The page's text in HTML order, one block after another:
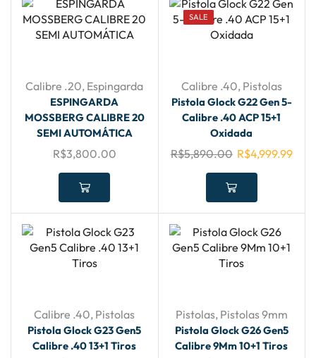
Calibre .20, Espingarda
ESPINGARDA
MOSSBERG CALIBRE 20
SEMI AUTOMÁTICA
R$3,800.00
SALE
Calibre .40, Pistolas
Pistola Glock G22 Gen 5-
Calibre .40 ACP 15+1
Oxidada
R$5,890.00 R$4,999.99
Calibre .40, Pistolas
Pistola Glock G23 Gen5
Calibre .40 13+1 Tiros
Pistolas, Pistolas 9mm
Pistola Glock G26 Gen5
Calibre 9Mm 10+1 Tiros